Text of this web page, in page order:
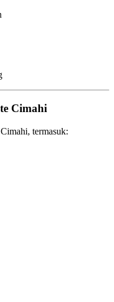
Cimahi
termasuk: